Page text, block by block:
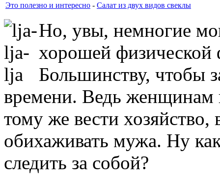
Это полезно и интересно - Салат из двух видов свеклы
Но, увы, немногие
хорошей физической
Большинству, чтобы
времени. Ведь женщинам
тому же вести хозяйство,
обихаживать мужа. Ну
следить за собой?